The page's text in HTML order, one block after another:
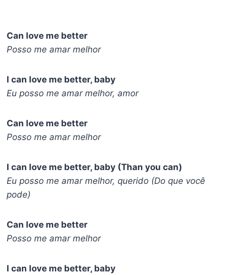
Can love me better
Posso me amar melhor
I can love me better, baby
Eu posso me amar melhor, amor
Can love me better
Posso me amar melhor
I can love me better, baby (Than you can)
Eu posso me amar melhor, querido (Do que você
pode)
Can love me better
Posso me amar melhor
I can love me better, baby